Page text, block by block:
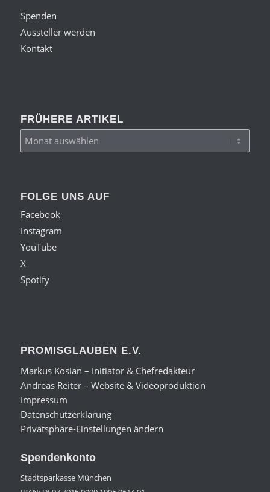
Spenden
Aussteller werden
Kontakt
FRÜHERE ARTIKEL
FOLGE UNS AUF
Facebook
Instagram
YouTube
X
Spotify
PROMISGLAUBEN E.V.
Markus Kosian – Initiator & Chefredakteur
Andreas Reiter – Website & Videoproduktion
Impressum
Datenschutzerklärung
Privatsphäre-Einstellungen ändern
Spendenkonto
Stadtsparkasse München